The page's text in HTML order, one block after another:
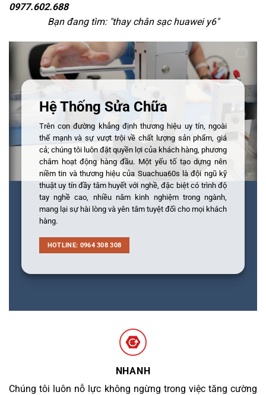
0977.602.688
Bạn đang tìm: "thay chân sạc huawei y6"
Hệ Thống Sửa Chữa
Trên con đường khẳng định thương hiệu uy tín, ngoài
thế mạnh và sự vượt trội về chất lượng sản phẩm, giá
cả; chúng tôi luôn đặt quyền lợi của khách hàng, phương
châm hoạt động hàng đầu. Một yếu tố tạo dựng nên
niềm tin và thương hiệu của Suachua60s là đội ngũ kỹ
thuật uy tín đầy tâm huyết với nghề, đặc biệt có trình độ
tay nghề cao, nhiều năm kinh nghiệm trong ngành,
mang lại sự hài lòng và yên tâm tuyệt đối cho mọi khách
hàng.
HOTLINE: 0964 308 308
NHANH
Chúng tôi luôn nỗ lực không ngừng trong việc tăng cường